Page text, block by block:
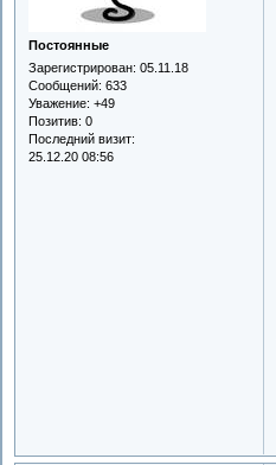
Постоянные
Зарегистрирован: 05.11.18
Сообщений: 633
Уважение: +49
Позитив: 0
Последний визит:
25.12.20 08:56